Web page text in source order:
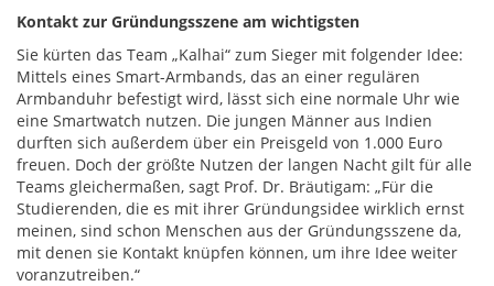
Kontakt zur Gründungsszene am wichtigsten
Sie kürten das Team „Kalhai“ zum Sieger mit folgender Idee:
Mittels eines Smart-Armbands, das an einer regulären
Armbanduhr befestigt wird, lässt sich eine normale Uhr wie
eine Smartwatch nutzen. Die jungen Männer aus Indien
durften sich außerdem über ein Preisgeld von 1.000 Euro
freuen. Doch der größte Nutzen der langen Nacht gilt für alle
Teams gleichermaßen, sagt Prof. Dr. Bräutigam: „Für die
Studierenden, die es mit ihrer Gründungsidee wirklich ernst
meinen, sind schon Menschen aus der Gründungsszene da,
mit denen sie Kontakt knüpfen können, um ihre Idee weiter
voranzutreiben.“